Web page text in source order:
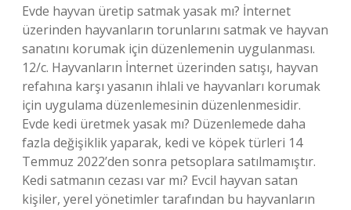
Evde hayvan üretip satmak yasak mı? İnternet
üzerinden hayvanların torunlarını satmak ve hayvan
sanatını korumak için düzenlemenin uygulanması.
12/c. Hayvanların İnternet üzerinden satışı, hayvan
refahına karşı yasanın ihlali ve hayvanları korumak
için uygulama düzenlemesinin düzenlenmesidir.
Evde kedi üretmek yasak mı? Düzenlemede daha
fazla değişiklik yaparak, kedi ve köpek türleri 14
Temmuz 2022’den sonra petsoplara satılmamıştır.
Kedi satmanın cezası var mı? Evcil hayvan satan
kişiler, yerel yönetimler tarafından bu hayvanların